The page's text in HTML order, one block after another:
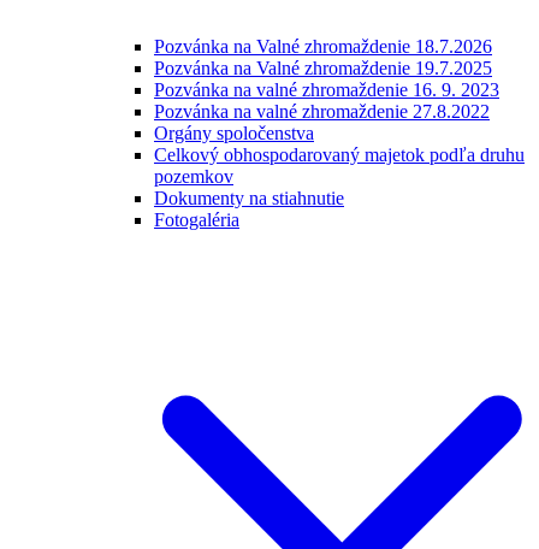
Pozvánka na Valné zhromaždenie 18.7.2026
Pozvánka na Valné zhromaždenie 19.7.2025
Pozvánka na valné zhromaždenie 16. 9. 2023
Pozvánka na valné zhromaždenie 27.8.2022
Orgány spoločenstva
Celkový obhospodarovaný majetok podľa druhu
pozemkov
Dokumenty na stiahnutie
Fotogaléria